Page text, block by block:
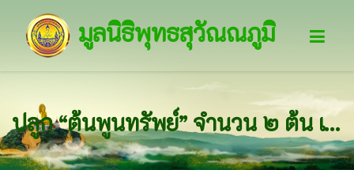
มูลนิธิพุทธสุวัณณภูมิ
ปลูก “ต้นพูนทรัพย์” จำนวน ๒ ต้น เป็นไม้ประธาน ลานธรรมภาวนาโพธิญาณ